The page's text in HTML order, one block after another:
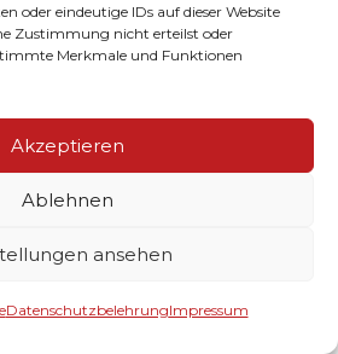
oder eindeutige IDs auf dieser Website
Zustimmung nicht erteilst oder
Merkmale und Funktionen
Akzeptieren
Ablehnen
ansehen
DatenschutzbelehrungImpressum